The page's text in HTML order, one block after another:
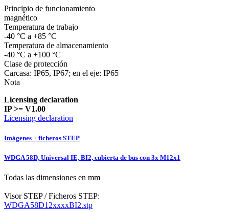
Principio de funcionamiento
magnético
Temperatura de trabajo
-40 °C a +85 °C
Temperatura de almacenamiento
-40 °C a +100 °C
Clase de protección
Carcasa: IP65, IP67; en el eje: IP65
Nota
Licensing declaration
IP >= V1.00
Licensing declaration
Imágenes + ficheros STEP
WDGA 58D, Universal IE, BI2, cubierta de bus con 3x M12x1
Todas las dimensiones en mm
Visor STEP / Ficheros STEP:
WDGA58D12xxxxBI2.stp